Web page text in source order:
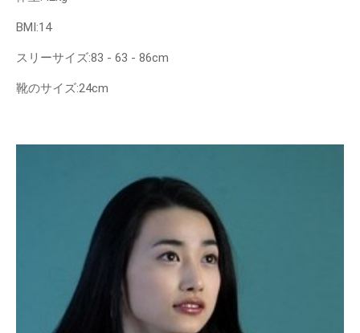
BMI:14
スリーサイズ:83 - 63 - 86cm
靴のサイズ:24cm